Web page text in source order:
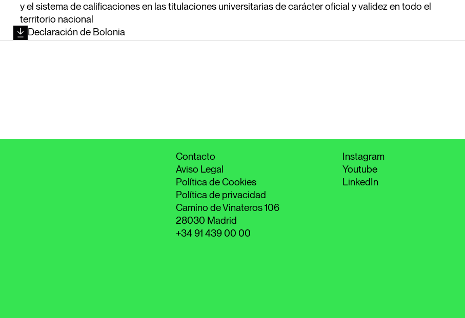
y el sistema de calificaciones en las titulaciones universitarias de carácter oficial y validez en todo el
territorio nacional
Declaración de Bolonia
Contacto
Aviso Legal
Política de Cookies
Política de privacidad
Camino de Vinateros 106
28030 Madrid
+34 91 439 00 00
Instagram
Youtube
LinkedIn